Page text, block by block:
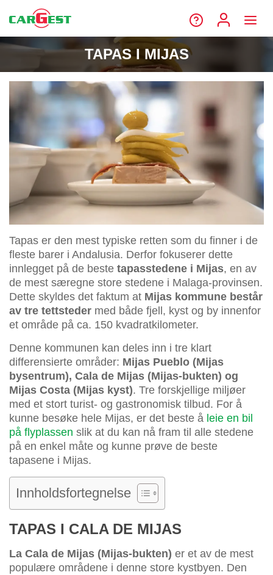
TAPAS I MIJAS
Tapas er den mest typiske retten som du finner i de
fleste barer i Andalusia. Derfor fokuserer dette
innlegget på de beste tapasstedene i Mijas, en av
de mest særegne store stedene i Malaga-provinsen.
Dette skyldes det faktum at Mijas kommune består
av tre tettsteder med både fjell, kyst og by innenfor
et område på ca. 150 kvadratkilometer.
Denne kommunen kan deles inn i tre klart
differensierte områder: Mijas Pueblo (Mijas
bysentrum), Cala de Mijas (Mijas-bukten) og
Mijas Costa (Mijas kyst). Tre forskjellige miljøer
med et stort turist- og gastronomisk tilbud. For å
kunne besøke hele Mijas, er det beste å leie en bil
på flyplassen slik at du kan nå fram til alle stedene
på en enkel måte og kunne prøve de beste
tapasene i Mijas.
Innholdsfortegnelse
TAPAS I CALA DE MIJAS
La Cala de Mijas (Mijas-bukten) er et av de mest
populære områdene i denne store kystbyen. Den